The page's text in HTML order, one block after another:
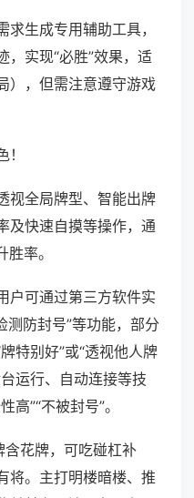
生成专用辅助工具，
，实现“必胜”效果，适
），但需注意遵守游戏
视全局牌型、智能出牌
及快速自摸等操作，通
率。
户可通过第三方软件实
测防封号”等功能，部分
特别好”或“透视他人牌
运行、自动连接等技
高”“不被封号”。
花牌，可吃碰杠补
将。主打明楼暗楼、推